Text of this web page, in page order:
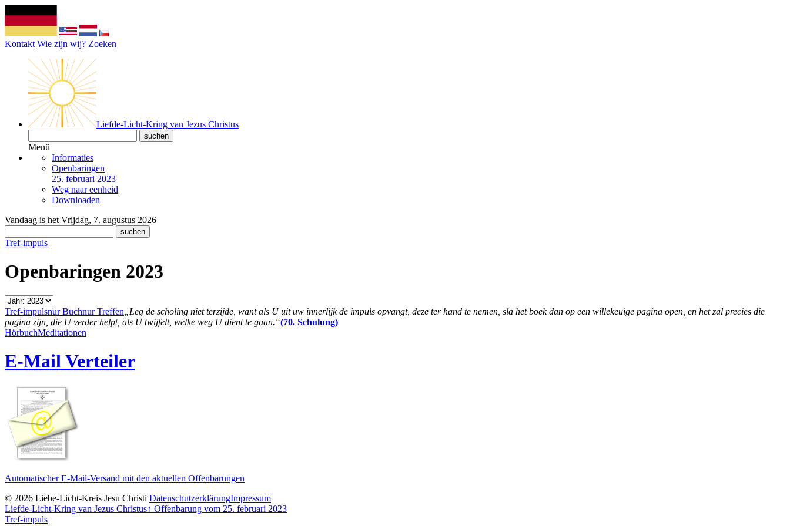
Kontakt Wie zijn wij? Zoeken
Liefde-Licht-Kring van Jezus Christus
Menü
Informaties
Openbaringen
25. februari 2023
Weg naar eenheid
Downloaden
Vandaag is het Vrijdag, 7. augustus 2026
Tref-impuls
Openbaringen 2023
Tref-impulsnur Buchnur Treffen „Leg de scholing niet terzijde, want als U uit uw innerlijk de impuls opvangt, deze ter hand te nemen, sla het boek dan op een willekeuige pagina open, en het zal precies die
pagina zijn, die U verder helpt, als U twijfelt, welke weg U dient te gaan.“(70. Schulung)
HörbuchMeditationen
E-Mail Verteiler
Automatischer E-Mail-Versand mit den aktuellen Offenbarungen
© 2026 Liebe-Licht-Kreis Jesu Christi DatenschutzerklärungImpressum
Liefde-Licht-Kring van Jezus Christus↑ Offenbarung vom 25. februari 2023
Tref-impuls